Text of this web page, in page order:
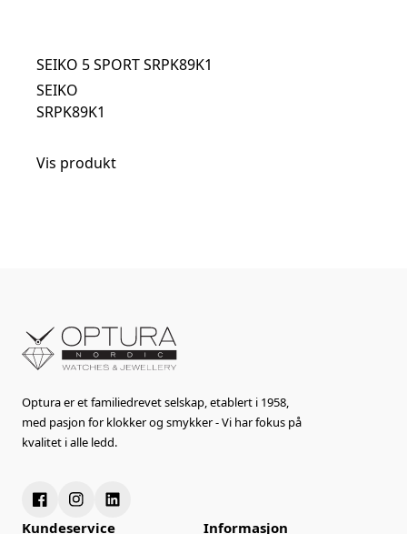
SEIKO 5 SPORT SRPK89K1
SEIKO
SRPK89K1
Vis produkt
Optura er et familiedrevet selskap, etablert i 1958,
med pasjon for klokker og smykker - Vi har fokus på
kvalitet i alle ledd.
Kundeservice Informasjon